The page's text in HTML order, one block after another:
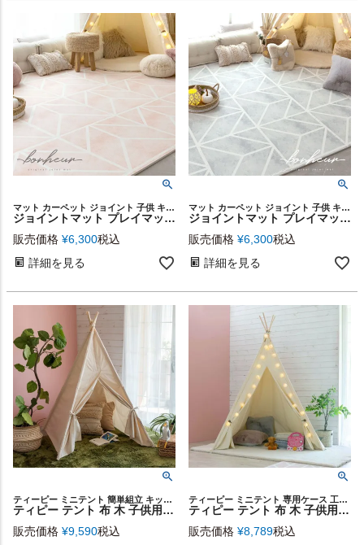
マット カーペット ジョイント 子供 キッズ 衝撃吸収 かわいい
ジョイントマット プレイマット 約 W 60cm × D 60cm × H 1.2cm フロアマット ベビーマット ベビー 赤ちゃん [84082-b-lpk]【 厚手 大判 防音 撥水 子供部屋 キッズルーム 北欧 シャビーシック おしゃれ サイドパーツ付 正方形 EVA アジアン雑貨 エスニック BOHO 】
販売価格 ¥6,300税込
詳細を見る
マット カーペット ジョイント 子供 キッズ 衝撃吸収 かわいい
ジョイントマット プレイマット 約 W 60cm × D 60cm × H 1.2cm フロアマット ベビーマット ベビー 赤ちゃん [84082-a-gy]【 厚手 大判 防音 撥水 子供部屋 キッズルーム 北欧 シャビーシック おしゃれ サイドパーツ付 正方形 EVA アジアン雑貨 エスニック BOHO 】
販売価格 ¥6,300税込
詳細を見る
ティーピー ミニテント 簡単組立 キッズルーム ナチュラル
ティピー テント 布 木 子供用 幅120cm 高さ150cm 室内用 [91545]【 キッズテント 円錐型 アイボリー ファブリック コットン ウッド 専用バッグ付き かわいい シンプル おしゃれ 子供 キッズ インディアンテント インテリア コンパクト収納 子供部屋 西海岸 】
販売価格 ¥9,590税込
ティーピー ミニテント 専用ケース 工具不要 コンパクト子供部屋
ティピー テント 布 木 子供用 幅120cm 高さ180cm 室内用 [93014]
販売価格 ¥8,789税込